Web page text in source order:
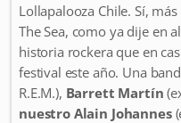
Lollapalooza Chile. Sí,
The Sea, como ya dije en
historia rockera que en
festival este año. Una
R.E.M.), Barrett Martín
nuestro Alain Johannes